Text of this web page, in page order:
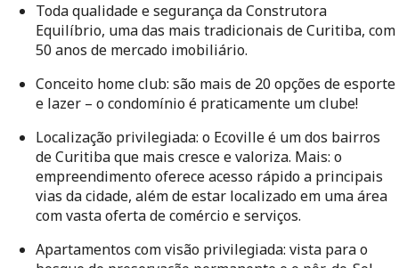
Toda qualidade e segurança da Construtora
Equilíbrio, uma das mais tradicionais de Curitiba, com
50 anos de mercado imobiliário.
Conceito home club: são mais de 20 opções de esporte
e lazer – o condomínio é praticamente um clube!
Localização privilegiada: o Ecoville é um dos bairros
de Curitiba que mais cresce e valoriza. Mais: o
empreendimento oferece acesso rápido a principais
vias da cidade, além de estar localizado em uma área
com vasta oferta de comércio e serviços.
Apartamentos com visão privilegiada: vista para o